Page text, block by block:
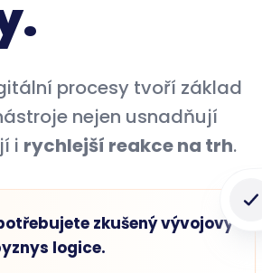
procesy tvoří základ
nejen usnadňují
i rychlejší reakce na trh.
zkušený vývojový
logice.